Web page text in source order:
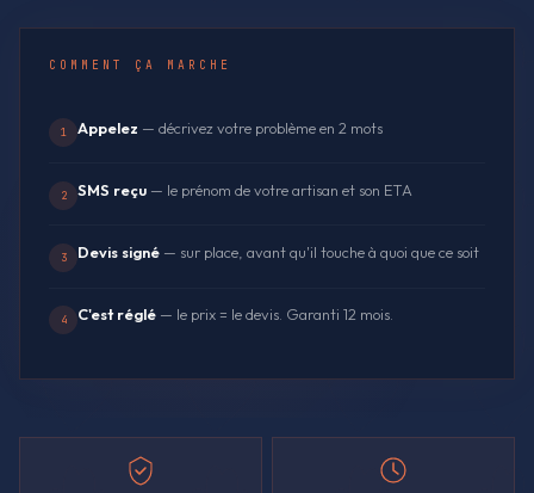
COMMENT ÇA MARCHE
1 Appelez — décrivez votre problème en 2 mots
2 SMS reçu — le prénom de votre artisan et son ETA
3 Devis signé — sur place, avant qu'il touche à quoi que ce soit
4 C'est réglé — le prix = le devis. Garanti 12 mois.